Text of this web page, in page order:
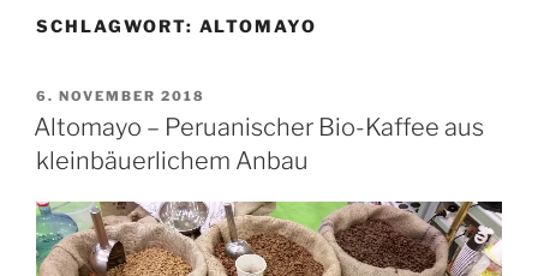
SCHLAGWORT: ALTOMAYO
VERÖFFENTLICHT
AM
6. NOVEMBER 2018
Altomayo – Peruanischer Bio-Kaffee aus
kleinbäuerlichem Anbau